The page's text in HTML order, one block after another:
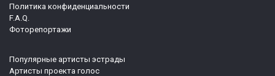
Политика конфиденциальности
F.A.Q.
Фоторепортажи
Популярные артисты эстрады
Артисты проекта голос